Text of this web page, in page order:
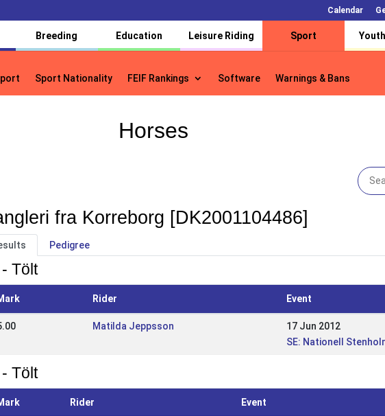
Calendar
Breeding Education Leisure Riding Sport
Sport Nationality FEIF Rankings Software Warnings & Bans
Sport Nationality FEIF Rankings Software Warnings & Bans
Horses
fra Korreborg [DK2001104486]
Pedigree
Tölt
Rider Event
Matilda Jeppsson
17 Jun 2012
SE: Nationell
Tölt
Rider Event